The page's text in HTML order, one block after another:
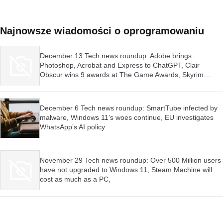
Najnowsze wiadomości o oprogramowaniu
December 13 Tech news roundup: Adobe brings
Photoshop, Acrobat and Express to ChatGPT, Clair
Obscur wins 9 awards at The Game Awards, Skyrim
December 6 Tech news roundup: SmartTube infected by
malware, Windows 11’s woes continue, EU investigates
WhatsApp’s AI policy
November 29 Tech news roundup: Over 500 Million users
have not upgraded to Windows 11, Steam Machine will
cost as much as a PC,